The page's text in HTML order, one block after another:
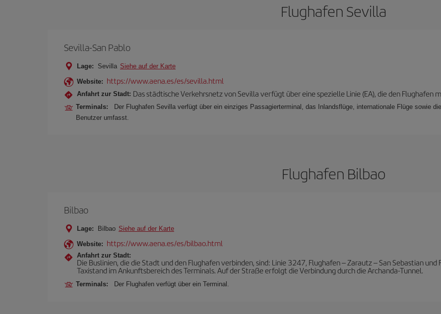
Flughafen Sevilla
Sevilla-San Pablo
Lage: Sevilla Siehe auf der Karte
Website: https://www.aena.es/es/sevilla.html
Anfahrt zur Stadt: Das städtische Verkehrsnetz von Sevilla verfügt über eine spezielle Linie (EA), die den
Terminals:
Der Flughafen Sevilla verfügt über ein einziges Passagierterminal, das Inlandsflüge, internationale Flüge sowie
Benutzer umfasst.
Flughafen Bilbao
Bilbao
Lage: Bilbao Siehe auf der Karte
Website: https://www.aena.es/es/bilbao.html
Anfahrt zur Stadt:
Die Buslinien, die die Stadt und den Flughafen verbinden, sind: Linie 3247, Flughafen – Zarautz – San Sebastian
Taxistand im Ankunftsbereich des Terminals. Auf der Straße erfolgt die Verbindung durch die Archanda-Tunnel.
Terminals: Der Flughafen verfügt über ein Terminal.